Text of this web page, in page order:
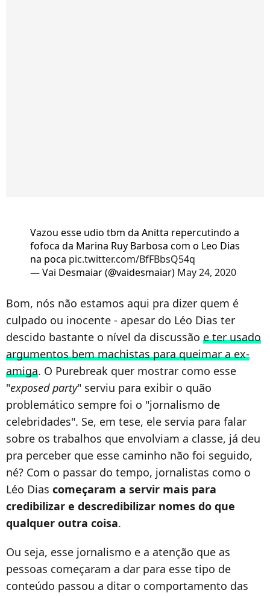
Vazou esse udio tbm da Anitta repercutindo a
fofoca da Marina Ruy Barbosa com o Leo Dias
na poca pic.twitter.com/BfFBbsQ54q
— Vai Desmaiar (@vaidesmaiar) May 24, 2020
Bom, nós não estamos aqui pra dizer quem é
culpado ou inocente - apesar do Léo Dias ter
descido bastante o nível da discussão e ter usado
argumentos bem machistas para queimar a ex-
amiga. O Purebreak quer mostrar como esse
"exposed party" serviu para exibir o quão
problemático sempre foi o "jornalismo de
celebridades". Se, em tese, ele servia para falar
sobre os trabalhos que envolviam a classe, já deu
pra perceber que esse caminho não foi seguido,
né? Com o passar do tempo, jornalistas como o
Léo Dias começaram a servir mais para
credibilizar e descredibilizar nomes do que
qualquer outra coisa.
Ou seja, esse jornalismo e a atenção que as
pessoas começaram a dar para esse tipo de
conteúdo passou a ditar o comportamento das